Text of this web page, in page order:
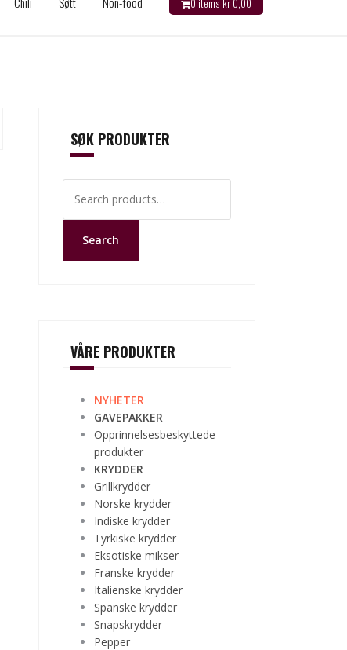
0 items-kr0,00
SØK PRODUKTER
for:
Search
VÅRE PRODUKTER
NYHETER
GAVEPAKKER
Opprinnelsesbeskyttede
produkter
KRYDDER
Grillkrydder
Norske krydder
Indiske krydder
Tyrkiske krydder
Eksotiske mikser
Franske krydder
Italienske krydder
Spanske krydder
Snapskrydder
Pepper